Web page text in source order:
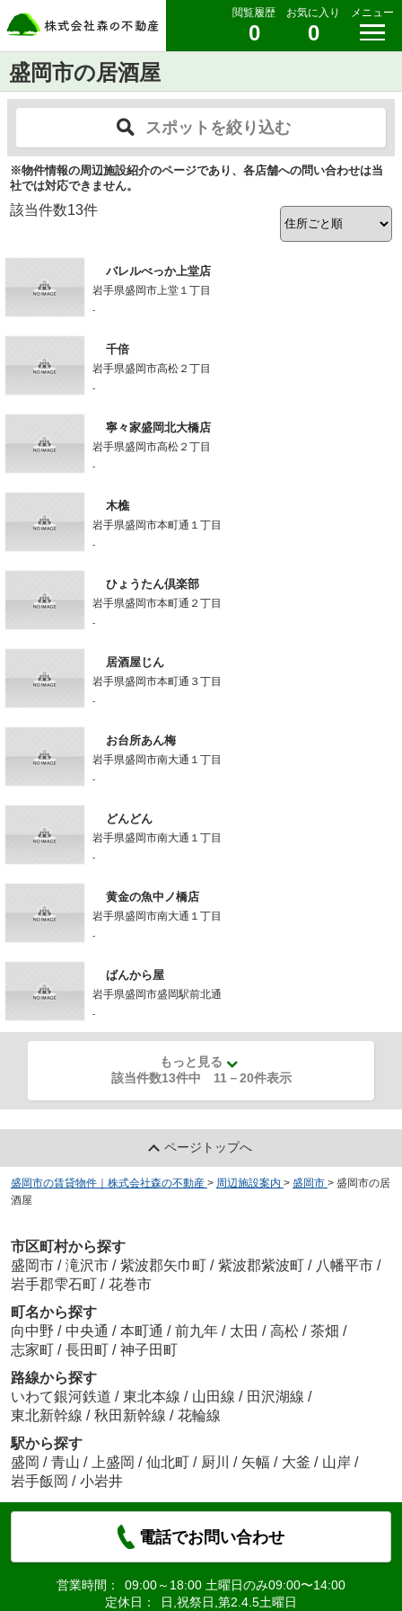
閲覧履歴
0
お気に入り
0
メニュー
盛岡市の居酒屋
スポットを絞り込む
※物件情報の周辺施設紹介のページであり、各店舗への問い合わせは当
社では対応できません。
該当件数13件
バレルべっか上堂店
岩手県盛岡市上堂１丁目
-
千倍
岩手県盛岡市高松２丁目
-
寧々家盛岡北大橋店
岩手県盛岡市高松２丁目
-
木樵
岩手県盛岡市本町通１丁目
-
ひょうたん倶楽部
岩手県盛岡市本町通２丁目
-
居酒屋じん
岩手県盛岡市本町通３丁目
-
お台所あん梅
岩手県盛岡市南大通１丁目
-
どんどん
岩手県盛岡市南大通１丁目
-
黄金の魚中ノ橋店
岩手県盛岡市南大通１丁目
-
ばんから屋
岩手県盛岡市盛岡駅前北通
-
もっと見る
該当件数13件中 11 －20件表示
ページトップへ
盛岡市の賃貸物件｜株式会社森の不動産 > 周辺施設案内 > 盛岡市 > 盛岡市の居
酒屋
市区町村から探す
盛岡市 / 滝沢市 / 紫波郡矢巾町 / 紫波郡紫波町 / 八幡平市 /
岩手郡雫石町 / 花巻市
町名から探す
向中野 / 中央通 / 本町通 / 前九年 / 太田 / 高松 / 茶畑 /
志家町 / 長田町 / 神子田町
路線から探す
いわて銀河鉄道 / 東北本線 / 山田線 / 田沢湖線 /
東北新幹線 / 秋田新幹線 / 花輪線
駅から探す
盛岡 / 青山 / 上盛岡 / 仙北町 / 厨川 / 矢幅 / 大釜 / 山岸 /
岩手飯岡 / 小岩井
電話でお問い合わせ
営業時間：
09:00～18:00 土曜日のみ09:00〜14:00
定休日：
日,祝祭日,第2.4.5土曜日